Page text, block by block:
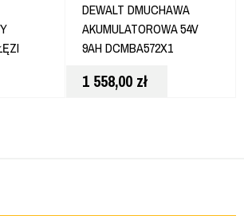
DEWALT DMUCHAWA
AKUMULATOROWA 54V
9AH DCMBA572X1
1 558,00 zł